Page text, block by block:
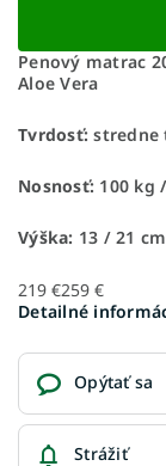
Penový matrac
Aloe Vera
Tvrdosť: stredne
Nosnosť: 100 kg
Výška: 13 / 21 cm
219 €259 €
Detailné
Opýtať sa
Strážiť